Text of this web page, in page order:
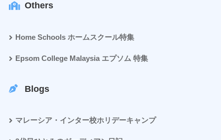
Others
Home Schools ホームスクール特集
Epsom College Malaysia エプソム 特集
Blogs
マレーシア・インター校ホリデーキャンプ